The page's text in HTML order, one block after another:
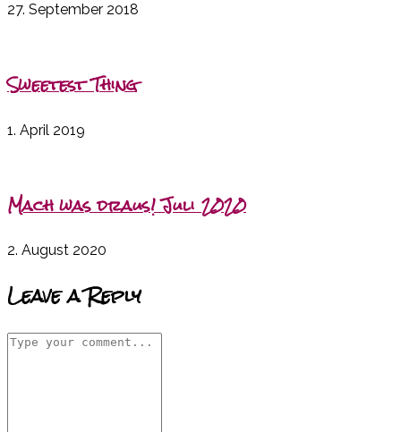
27. September 2018
Sweetest Thing
1. April 2019
Mach was draus! Juli 2020
2. August 2020
Leave a Reply